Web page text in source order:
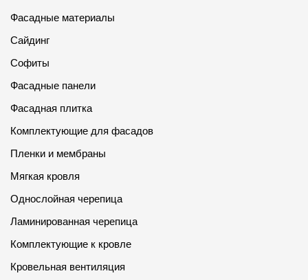
О компании
Награды
Отправка рекламации
Предложения по сотрудничеству
Вакансии
Фасадные материалы
Сайдинг
Софиты
Фасадные панели
Фасадная плитка
Комплектующие для фасадов
Пленки и мембраны
Мягкая кровля
Однослойная черепица
Ламинированная черепица
Комплектующие к кровле
Кровельная вентиляция